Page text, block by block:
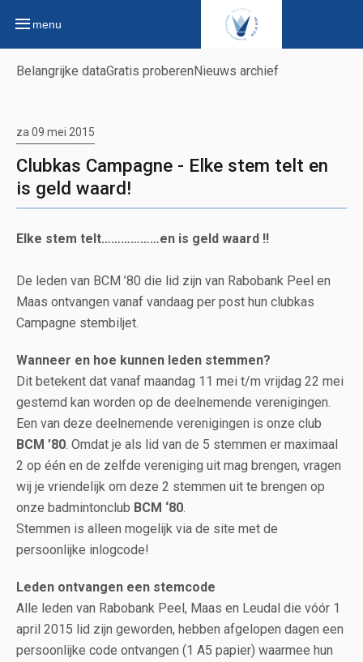
menu
Belangrijke dataGratis proberen Nieuws archief
za 09 mei 2015
Clubkas Campagne - Elke stem telt en
is geld waard!
Elke stem telt………………en is geld waard !!
De leden van BCM ’80 die lid zijn van Rabobank Peel en
Maas ontvangen vanaf vandaag per post hun clubkas
Campagne stembiljet.
Wanneer en hoe kunnen leden stemmen?
Dit betekent dat vanaf maandag 11 mei t/m vrijdag 22 mei
gestemd kan worden op de deelnemende verenigingen.
Een van deze deelnemende verenigingen is onze club
BCM ’80. Omdat je als lid van de 5 stemmen er maximaal
2 op één en de zelfde vereniging uit mag brengen, vragen
wij je vriendelijk om deze 2 stemmen uit te brengen op
onze badmintonclub BCM ‘80.
Stemmen is alleen mogelijk via de site met de
persoonlijke inlogcode!
Leden ontvangen een stemcode
Alle leden van Rabobank Peel, Maas en Leudal die vóór 1
april 2015 lid zijn geworden, hebben afgelopen dagen een
persoonlijke code ontvangen (1 A5 papier) waarmee hun